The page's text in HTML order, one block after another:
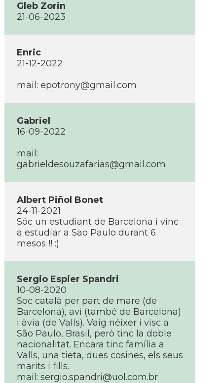
Gleb Zorin
21-06-2023
Enric
21-12-2022
mail: epotrony@gmail.com
Gabriel
16-09-2022
mail:
gabrieldesouzafarias@gmail.com
Albert Piñol Bonet
24-11-2021
Sóc un estudiant de Barcelona i vinc
a estudiar a Sao Paulo durant 6
mesos !! :)
Sergio Espier Spandri
10-08-2020
Soc català per part de mare (de
Barcelona), avi (també de Barcelona)
i àvia (de Valls). Vaig néixer i visc a
São Paulo, Brasil, però tinc la doble
nacionalitat. Encara tinc família a
Valls, una tieta, dues cosines, els seus
marits i fills.
mail: sergio.spandri@uol.com.br